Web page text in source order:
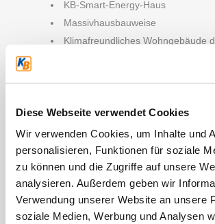
Diese Webseite verwendet Cookies
Wir verwenden Cookies, um Inhalte und
personalisieren, Funktionen für soziale
zu können und die Zugriffe auf unsere
analysieren. Außerdem geben wir
Verwendung unserer Website an unsere
soziale Medien, Werbung und Analysen
KB-Smart-Energy-Haus
Massivhausbauweise
Klimafreundliches Wohngebäude
sehr geringe Energiekosten
moderner Grundriss
Baujahr 2023/2024
Ein weiteres Projekt im Neubaugebiet